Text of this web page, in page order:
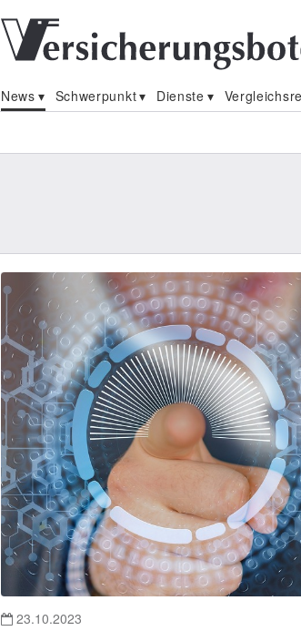
News Schwerpunkt Dienste
23.10.2023